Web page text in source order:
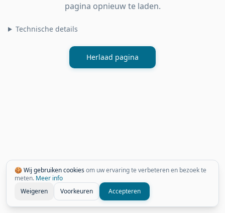
🍪 Wij gebruiken cookiesom uw ervaring te verbeteren en bezoek te
meten. Meer info
Weigeren
Voorkeuren Accepteren
pagina opnieuw te laden.
Technische details
Herlaad pagina